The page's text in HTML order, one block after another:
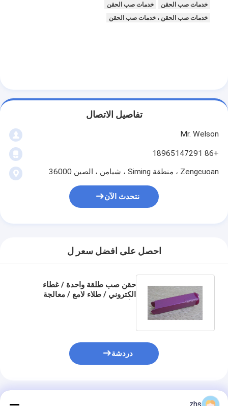
خدمات صب الحقن
خدمات صب الحقن
خدمات صب الحقن ، خدمات صب الحقن
تفاصيل الاتصال
Mr. Welson
+86 18965147291
Zengcuoan ، منطقة Siming ، شيامن ، الصين 36000
نتحدث الآن
احصل على افضل سعر ل
حقن صب طلقة واحدة / غطاء
الكتروني / طلاء لامع / معالجة
دردشة
المنتجات الموصى بها